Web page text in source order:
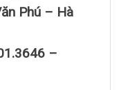
Phú – Hà
–